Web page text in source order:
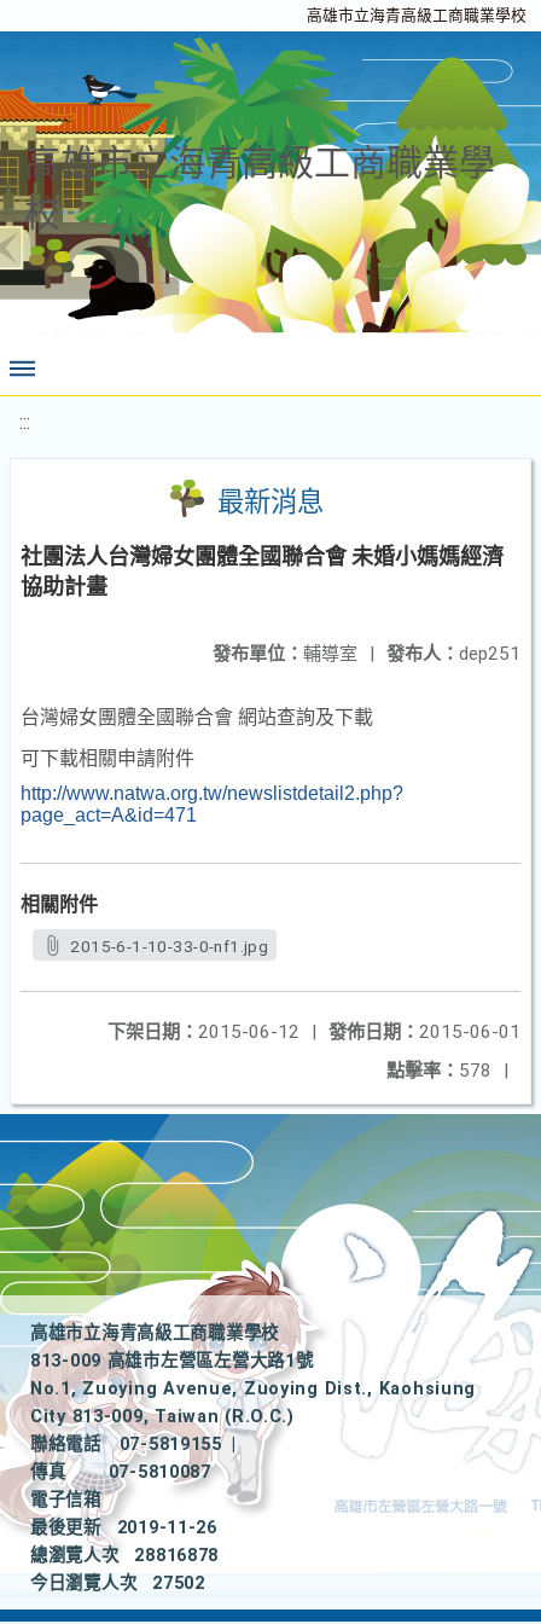
高雄市立海青高級工商職業學校
高雄市立海青高級工商職業學
校
:::
最新消息
社團法人台灣婦女團體全國聯合會 未婚小媽媽經濟
協助計畫
發布人： dep251
發布單位： 輔導室 |
台灣婦女團體全國聯合會 網站查詢及下載
可下載相關申請附件
http://www.natwa.org.tw/newslistdetail2.php?
page_act=A&id=471
相關附件
2015-6-1-10-33-0-nf1.jpg
發佈日期： 2015-06-01
下架日期： 2015-06-12
|
點擊率： 578 |
高雄市立海青高級工商職業學校
813-009 高雄市左營區左營大路1號
No.1, Zuoying Avenue, Zuoying Dist., Kaohsiung
City 813-009, Taiwan (R.O.C.)
聯絡電話
07-5819155
|
傳真
07-5810087
電子信箱
最後更新
2019-11-26
總瀏覽人次
28816878
今日瀏覽人次
27502